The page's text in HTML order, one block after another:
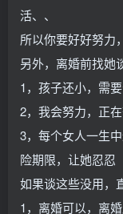
活、、
所以你要好好努力
另外，离婚前找她
1，孩子还小，需
2，我会努力，正
3，每个女人一生
险期限，让她忍忍
如果谈这些没用，
1，离婚可以，离